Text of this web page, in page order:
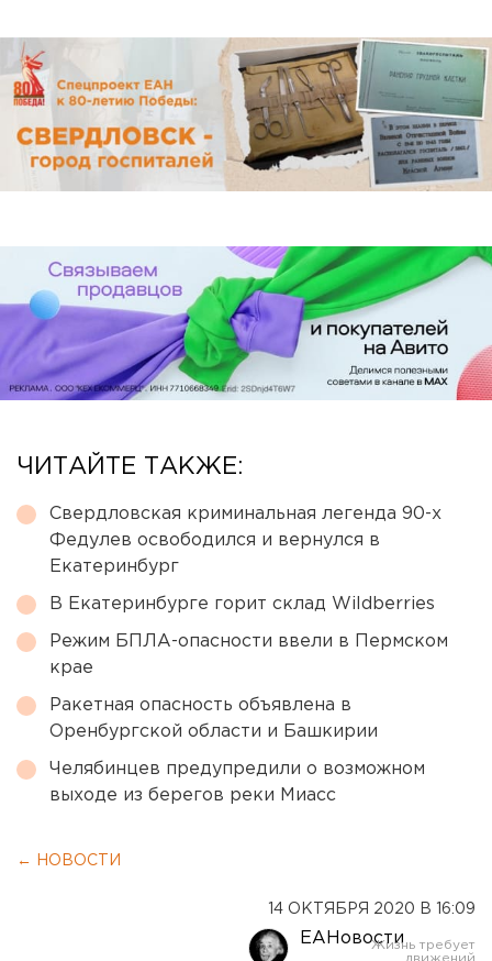
ЧИТАЙТЕ ТАКЖЕ:
Свердловская криминальная легенда 90-х
Федулев освободился и вернулся в
Екатеринбург
В Екатеринбурге горит склад Wildberries
Режим БПЛА-опасности ввели в Пермском
крае
Ракетная опасность объявлена в
Оренбургской области и Башкирии
Челябинцев предупредили о возможном
выходе из берегов реки Миасс
← НОВОСТИ
14 ОКТЯБРЯ 2020 В 16:09
ЕАНовости